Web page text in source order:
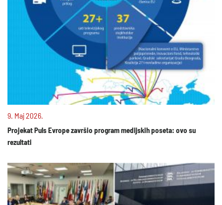
9. Maj 2026.
Projekat Puls Evrope završio program medijskih poseta: ovo su
rezultati